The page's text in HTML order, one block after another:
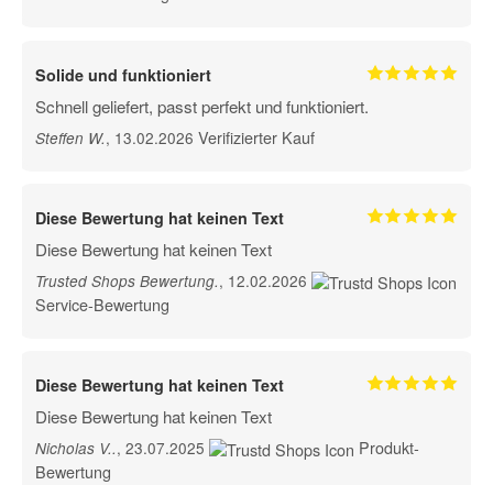
Solide und funktioniert
Schnell geliefert, passt perfekt und funktioniert.
Steffen W., 13.02.2026Verifizierter Kauf
Diese Bewertung hat keinen Text
Diese Bewertung hat keinen Text
Trusted Shops Bewertung., 12.02.2026
Service-Bewertung
Diese Bewertung hat keinen Text
Diese Bewertung hat keinen Text
Nicholas V.., 23.07.2025
Produkt-
Bewertung